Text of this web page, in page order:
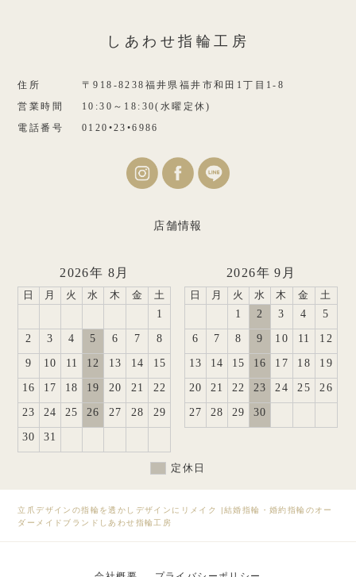
立爪デザインの指輪を透かしデザインにリメイク |結婚指輪・婚約指輪のオー
ダーメイドブランドしあわせ指輪工房
しあわせ指輪工房
住所
〒918-8238福井県福井市和田1丁目1-8
営業時間
10:30～18:30(水曜定休)
電話番号
0120•23•6986
店舗情報
2026年 8月
日 月 火 水 木 金 土
1
2 3 4 5 6 7 8
9 10 11 12 13 14 15
16 17 18 19 20 21 22
23 24 25 26 27 28 29
30 31
2026年 9月
日 月 火 水 木 金 土
1 2 3 4 5
6 7 8 9 10 11 12
13 14 15 16 17 18 19
20 21 22 23 24 25 26
27 28 29 30
定休日